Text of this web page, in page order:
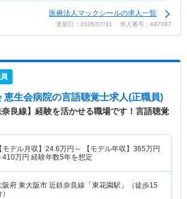
医療法人マックシールの求人一覧
更新日：2026/07/31 求人番号：487087
恵生会病院の言語聴覚士求人(正職員)
奈良線】経験を活かせる職場です！言語聴覚
【モデル月収】 24.6万円～ 【モデル年収】 365万円
410万円 経験年数5年を想定
阪府 東大阪市 近鉄奈良線「東花園駅」（徒歩15